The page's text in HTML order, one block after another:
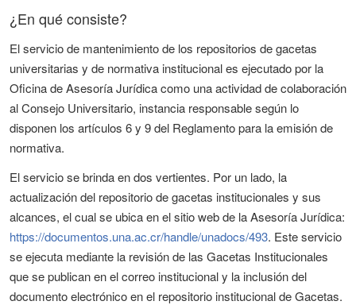
¿En qué consiste?
El servicio de mantenimiento de los repositorios de gacetas
universitarias y de normativa institucional es ejecutado por la
Oficina de Asesoría Jurídica como una actividad de colaboración
al Consejo Universitario, instancia responsable según lo
disponen los artículos 6 y 9 del Reglamento para la emisión de
normativa.
El servicio se brinda en dos vertientes. Por un lado, la
actualización del repositorio de gacetas institucionales y sus
alcances, el cual se ubica en el sitio web de la Asesoría Jurídica:
https://documentos.una.ac.cr/handle/unadocs/493. Este servicio
se ejecuta mediante la revisión de las Gacetas Institucionales
que se publican en el correo institucional y la inclusión del
documento electrónico en el repositorio institucional de Gacetas.